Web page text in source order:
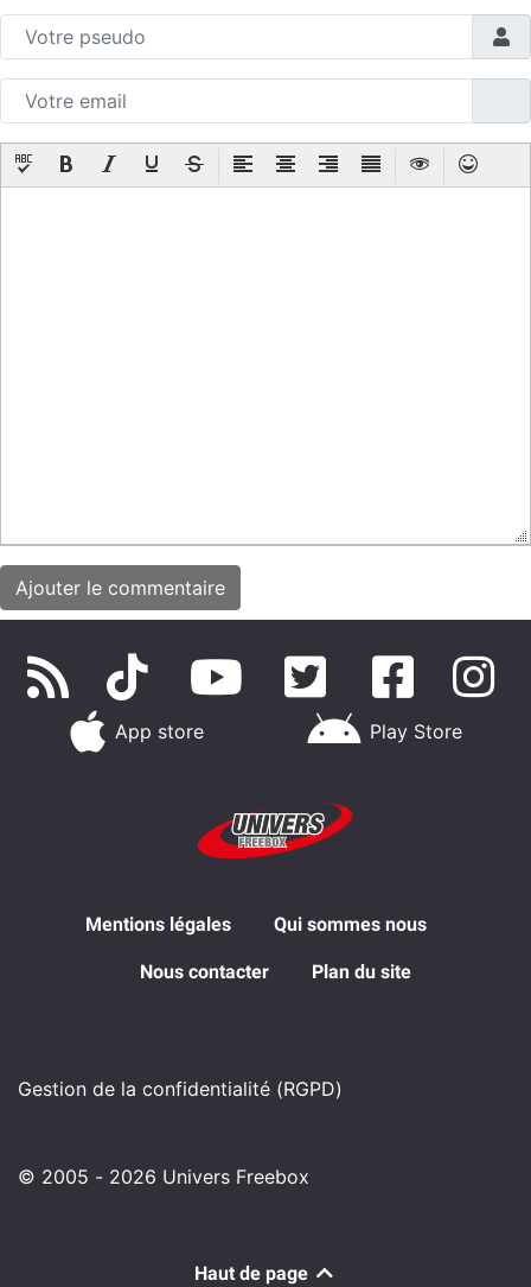
App store Play Store
Mentions légales Qui sommes nous
Nous contacter Plan du site
Gestion de la confidentialité (RGPD)
© 2005 - 2026 Univers Freebox
Haut de page